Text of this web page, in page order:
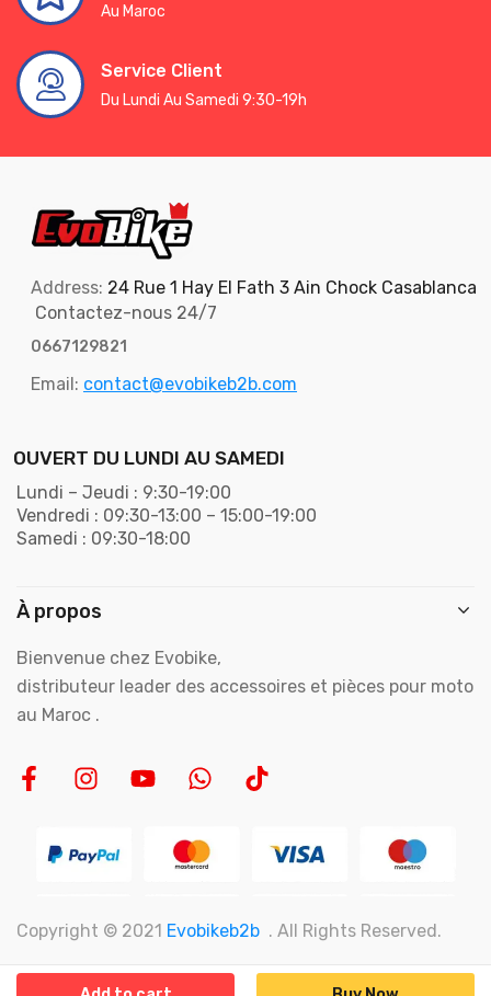
Au Maroc
Service Client
Du Lundi Au Samedi 9:30-19h
Address: 24 Rue 1 Hay El Fath 3 Ain Chock Casablanca
Contactez-nous 24/7
0667129821
Email: contact@evobikeb2b.com
OUVERT DU LUNDI AU SAMEDI
Lundi – Jeudi : 9:30-19:00
Vendredi : 09:30-13:00 – 15:00-19:00
Samedi : 09:30-18:00
À propos
Bienvenue chez Evobike,
distributeur leader des accessoires et pièces pour moto
au Maroc .
Copyright © 2021 Evobikeb2b . All Rights Reserved.